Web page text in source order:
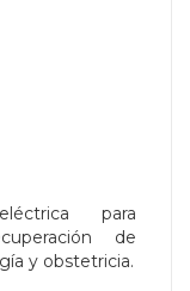
para
de
y obstetricia.